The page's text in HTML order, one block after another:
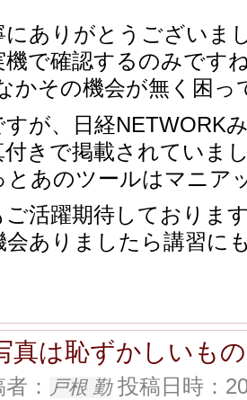
にありがとうございま
機で確認するのみです
かその機会が無く困っ
すが、日経NETWORK
付きで掲載されていま
とあのツールはマニア
ご活躍期待しておりま
会ありましたら講習に
真は恥ずかしいも
： 戸根 勤投稿日時：